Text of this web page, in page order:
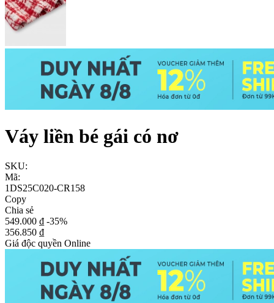
Váy liền bé gái có nơ
SKU:
Mã:
1DS25C020-CR158
Copy
Chia sẻ
549.000 ₫ -35%
356.850 ₫
Giá độc quyền Online